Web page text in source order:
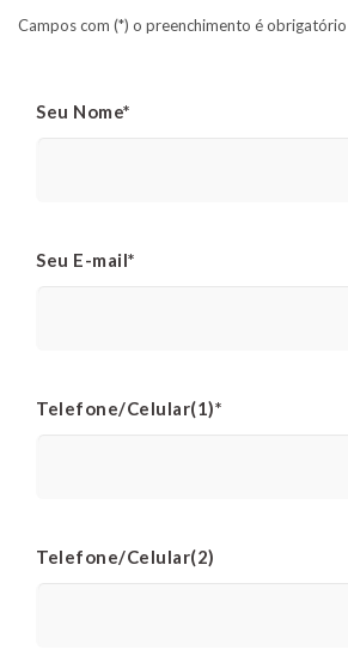
Campos com (*) o preenchimento é obrigatório
Seu Nome*
Seu E-mail*
Telefone/Celular(1)*
Telefone/Celular(2)